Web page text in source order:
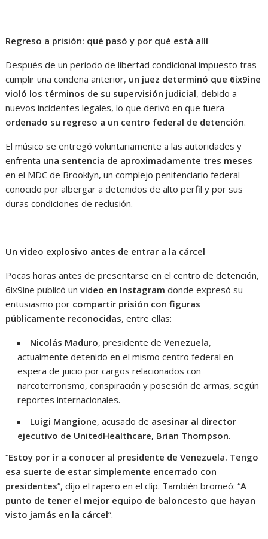
Regreso a prisión: qué pasó y por qué está allí
Después de un periodo de libertad condicional impuesto tras
cumplir una condena anterior, un juez determinó que 6ix9ine
violó los términos de su supervisión judicial, debido a
nuevos incidentes legales, lo que derivó en que fuera
ordenado su regreso a un centro federal de detención.
El músico se entregó voluntariamente a las autoridades y
enfrenta una sentencia de aproximadamente tres meses
en el MDC de Brooklyn, un complejo penitenciario federal
conocido por albergar a detenidos de alto perfil y por sus
duras condiciones de reclusión.
Un video explosivo antes de entrar a la cárcel
Pocas horas antes de presentarse en el centro de detención,
6ix9ine publicó unvideo en Instagram donde expresó su
entusiasmo por compartir prisión con figuras
públicamente reconocidas, entre ellas:
Nicolás Maduro, presidente deVenezuela,
actualmente detenido en el mismo centro federal en
espera de juicio por cargos relacionados con
narcoterrorismo, conspiración y posesión de armas, según
reportes internacionales.
Luigi Mangione, acusado de asesinar al director
ejecutivo de UnitedHealthcare, Brian Thompson.
“Estoy por ir a conocer al presidente de Venezuela. Tengo
esa suerte de estar simplemente encerrado con
presidentes”, dijo el rapero en el clip. También bromeó: “A
punto de tener el mejor equipo de baloncesto que hayan
visto jamás en la cárcel”.